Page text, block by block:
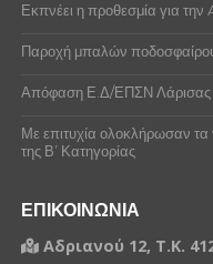
Εκπνέει η προθεσμία για την
Παροχή μπαλών
Απόφαση Ε.Δ/ΕΠΣΝ Λάρισας
Με επιτυχία ολοκλήρωσαν τα
της Β’ Κατηγορίας
ΕΠΙΚΟΙΝΩΝΙΑ
Αδριανού 12, Τ.Κ.